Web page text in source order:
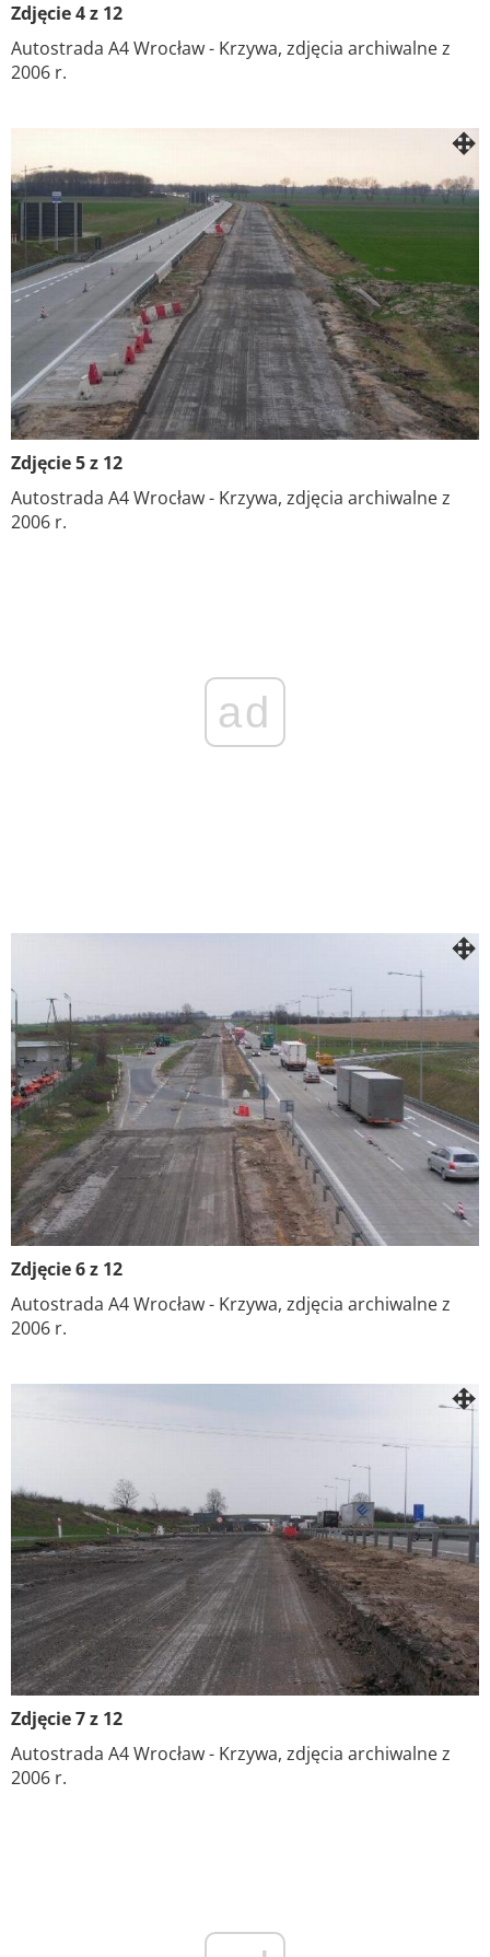
Zdjęcie 4 z 12
Autostrada A4 Wrocław - Krzywa, zdjęcia archiwalne z
2006 r.
Zdjęcie 5 z 12
Autostrada A4 Wrocław - Krzywa, zdjęcia archiwalne z
2006 r.
ad
Zdjęcie 6 z 12
Autostrada A4 Wrocław - Krzywa, zdjęcia archiwalne z
2006 r.
Zdjęcie 7 z 12
Autostrada A4 Wrocław - Krzywa, zdjęcia archiwalne z
2006 r.